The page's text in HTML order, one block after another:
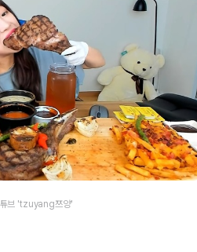
튜브 'tzuyang쯔양'